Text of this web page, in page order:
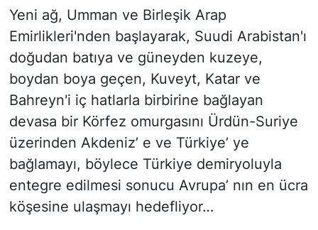
Yeni ağ, Umman ve Birleşik Arap
Emirlikleri'nden başlayarak, Suudi Arabistan'ı
doğudan batıya ve güneyden kuzeye,
boydan boya geçen, Kuveyt, Katar ve
Bahreyn'i iç hatlarla birbirine bağlayan
devasa bir Körfez omurgasını Ürdün-Suriye
üzerinden Akdeniz’ e ve Türkiye’ ye
bağlamayı, böylece Türkiye demiryoluyla
entegre edilmesi sonucu Avrupa’ nın en ücra
köşesine ulaşmayı hedefliyor…